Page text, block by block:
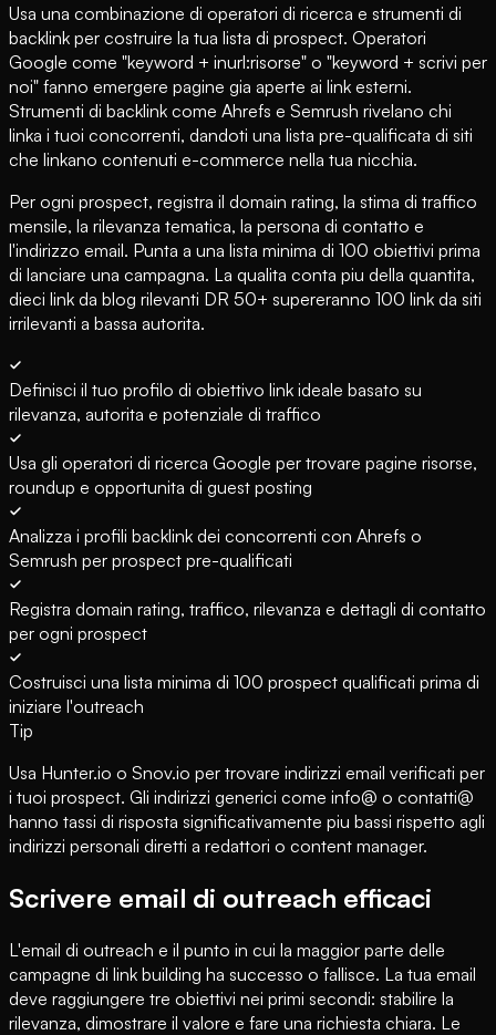
Usa una combinazione di operatori di ricerca e strumenti di
backlink per costruire la tua lista di prospect. Operatori
Google come "keyword + inurl:risorse" o "keyword + scrivi per
noi" fanno emergere pagine gia aperte ai link esterni.
Strumenti di backlink come Ahrefs e Semrush rivelano chi
linka i tuoi concorrenti, dandoti una lista pre-qualificata di siti
che linkano contenuti e-commerce nella tua nicchia.
Per ogni prospect, registra il domain rating, la stima di traffico
mensile, la rilevanza tematica, la persona di contatto e
l'indirizzo email. Punta a una lista minima di 100 obiettivi prima
di lanciare una campagna. La qualita conta piu della quantita,
dieci link da blog rilevanti DR 50+ supereranno 100 link da siti
irrilevanti a bassa autorita.
Definisci il tuo profilo di obiettivo link ideale basato su
rilevanza, autorita e potenziale di traffico
Usa gli operatori di ricerca Google per trovare pagine risorse,
roundup e opportunita di guest posting
Analizza i profili backlink dei concorrenti con Ahrefs o
Semrush per prospect pre-qualificati
Registra domain rating, traffico, rilevanza e dettagli di contatto
per ogni prospect
Costruisci una lista minima di 100 prospect qualificati prima di
iniziare l'outreach
Tip
Usa Hunter.io o Snov.io per trovare indirizzi email verificati per
i tuoi prospect. Gli indirizzi generici come info@ o contatti@
hanno tassi di risposta significativamente piu bassi rispetto agli
indirizzi personali diretti a redattori o content manager.
Scrivere email di outreach efficaci
L'email di outreach e il punto in cui la maggior parte delle
campagne di link building ha successo o fallisce. La tua email
deve raggiungere tre obiettivi nei primi secondi: stabilire la
rilevanza, dimostrare il valore e fare una richiesta chiara. Le